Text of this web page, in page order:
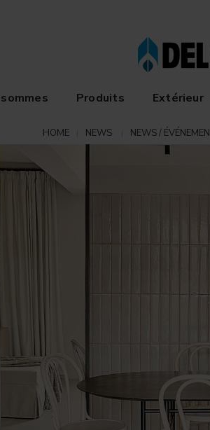
Produits Extérieur
HOME NEWS NEWS /